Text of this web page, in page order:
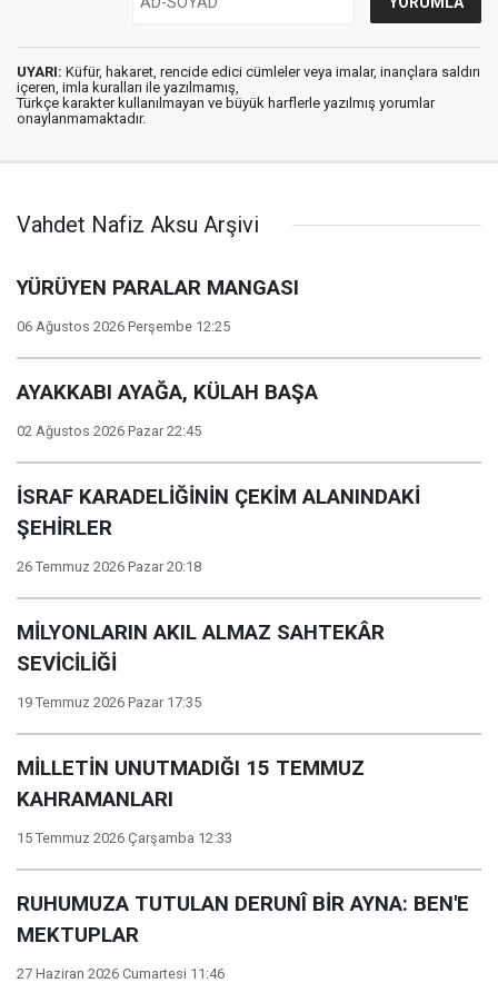
UYARI: Küfür, hakaret, rencide edici cümleler veya imalar, inançlara saldırı
içeren, imla kuralları ile yazılmamış,
Türkçe karakter kullanılmayan ve büyük harflerle yazılmış yorumlar
onaylanmamaktadır.
Vahdet Nafiz Aksu Arşivi
YÜRÜYEN PARALAR MANGASI
06 Ağustos 2026 Perşembe 12:25
AYAKKABI AYAĞA, KÜLAH BAŞA
02 Ağustos 2026 Pazar 22:45
İSRAF KARADELİĞİNİN ÇEKİM ALANINDAKİ
ŞEHİRLER
26 Temmuz 2026 Pazar 20:18
MİLYONLARIN AKIL ALMAZ SAHTEKÂR
SEVİCİLİĞİ
19 Temmuz 2026 Pazar 17:35
MİLLETİN UNUTMADIĞI 15 TEMMUZ
KAHRAMANLARI
15 Temmuz 2026 Çarşamba 12:33
RUHUMUZA TUTULAN DERUNÎ BİR AYNA: BEN'E
MEKTUPLAR
27 Haziran 2026 Cumartesi 11:46